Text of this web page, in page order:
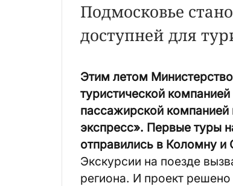
Подмосковье
доступней для
Этим летом
туристической
пассажирской компанией
экспресс». Первые туры
отправились в Коломну и
Экскурсии на поезде
региона. И проект